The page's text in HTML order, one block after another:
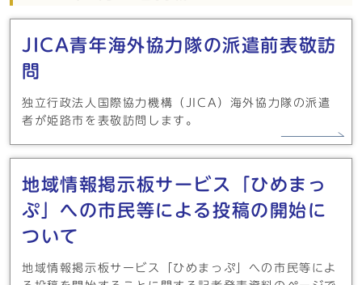
JICA青年海外協力隊の派遣前表敬訪
問
独立行政法人国際協力機構（JICA）海外協力隊の派遣
者が姫路市を表敬訪問します。
地域情報掲示板サービス「ひめまっ
ぷ」への市民等による投稿の開始に
ついて
地域情報掲示板サービス「ひめまっぷ」への市民等によ